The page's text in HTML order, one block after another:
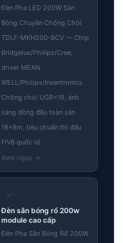
Đèn Pha LED 200W Sân
Bóng Chuyền Chống Chói
TDLF-MKH200-BCV — Chip
Bridgelux/Philips/Cree,
driver MEAN
WELL/Philips/Inventronics.
Chống chói UGR<19, ánh
sáng đồng đều toàn sân
18×9m, tiêu chuẩn thi đấu
FIVB quốc tế
✓
Đèn sân bóng rổ 200w
module cao cấp
Đèn Pha Sân Bóng Rổ 200W